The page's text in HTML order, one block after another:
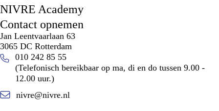
NIVRE Academy
Contact opnemen
Jan Leentvaarlaan 63
3065 DC Rotterdam
010 242 85 55
(Telefonisch bereikbaar op ma, di en do tussen 9.00 -
12.00 uur.)
nivre@nivre.nl